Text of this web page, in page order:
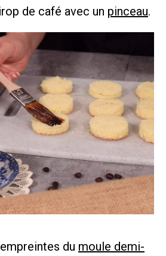
de café avec un pinceau.
du moule demi-